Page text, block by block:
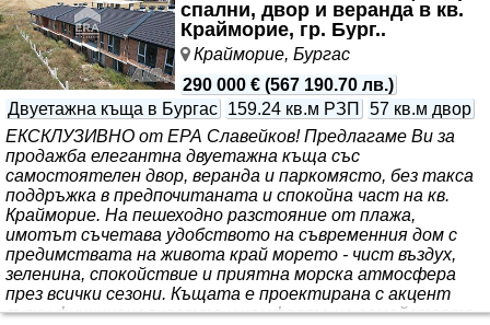
туристически бизн.. спални, двор и веранда в кв.
Крайморие, гр. Бург..
Крайморие, Бургас
290 000 € (567 190.70 лв.)
Двуетажна къща в Бургас 159.24 кв.м РЗП
57 кв.м двор
ЕКСКЛУЗИВНО от ЕРА Славейков! Предлагаме Ви за
продажба елегантна двуетажна къща със
самостоятелен двор, веранда и паркомясто, без такса
поддръжка в предпочитаната и спокойна част на кв.
Крайморие. На пешеходно разстояние от плажа,
имотът съчетава удобството на съвременния дом с
предимствата на живота край морето - чист въздух,
зеленина, спокойствие и приятна морска атмосфера
през всички сезони. Къщата е проектирана с акцент
върху функционалността и комфорта на семейството.